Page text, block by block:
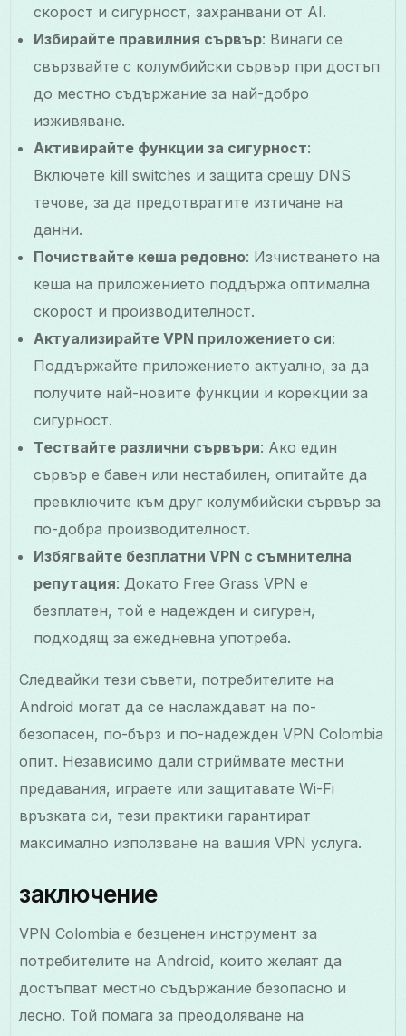
скорост и сигурност, захранвани от AI.
Избирайте правилния сървър: Винаги се
свързвайте с колумбийски сървър при достъп
до местно съдържание за най-добро
изживяване.
Активирайте функции за сигурност:
Включете kill switches и защита срещу DNS
течове, за да предотвратите изтичане на
данни.
Почиствайте кеша редовно: Изчистването на
кеша на приложението поддържа оптимална
скорост и производителност.
Актуализирайте VPN приложението си:
Поддържайте приложението актуално, за да
получите най-новите функции и корекции за
сигурност.
Тествайте различни сървъри: Ако един
сървър е бавен или нестабилен, опитайте да
превключите към друг колумбийски сървър за
по-добра производителност.
Избягвайте безплатни VPN с съмнителна
репутация: Докато Free Grass VPN е
безплатен, той е надежден и сигурен,
подходящ за ежедневна употреба.
Следвайки тези съвети, потребителите на
Android могат да се наслаждават на по-
безопасен, по-бърз и по-надежден VPN Colombia
опит. Независимо дали стриймвате местни
предавания, играете или защитавате Wi-Fi
връзката си, тези практики гарантират
максимално използване на вашия VPN услуга.
заключение
VPN Colombia е безценен инструмент за
потребителите на Android, които желаят да
достъпват местно съдържание безопасно и
лесно. Той помага за преодоляване на